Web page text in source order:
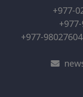
+977-
+977-